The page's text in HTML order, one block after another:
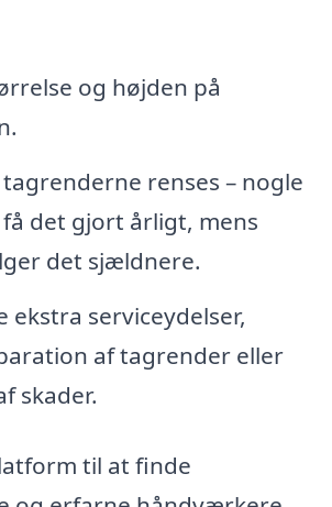
og højden på
renses – nogle
det gjort årligt, mens
det sjældnere.
ekstra serviceydelser,
af tagrender eller
skader.
til at finde